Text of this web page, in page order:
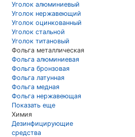
Уголок алюминиевый
Уголок нержавеющий
Уголок оцинкованный
Уголок стальной
Уголок титановый
Фольга металлическая
Фольга алюминиевая
Фольга бронзовая
Фольга латунная
Фольга медная
Фольга нержавеющая
Показать еще
Химия
Дезинфицирующие
средства